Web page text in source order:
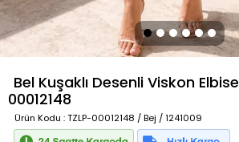
Bel Kuşaklı Desenli Viskon Elbise
00012148
Ürün Kodu : TZLP-00012148 / Bej / 1241009